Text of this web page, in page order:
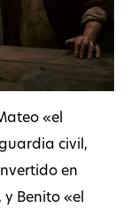
«el
civil,
en
Benito «el